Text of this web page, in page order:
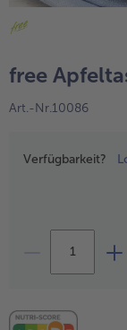
alle
Wein
free
Art.-Nr.10086
Preisangabe
Verfügbarkeit?